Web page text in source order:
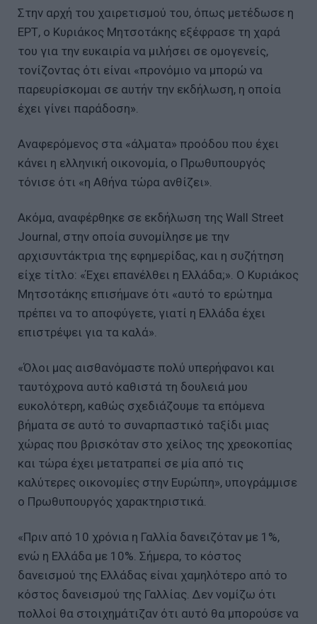
Στην αρχή του χαιρετισμού του, όπως μετέδωσε η
ΕΡΤ, ο Κυριάκος Μητσοτάκης εξέφρασε τη χαρά
του για την ευκαιρία να μιλήσει σε ομογενείς,
τονίζοντας ότι είναι «προνόμιο να μπορώ να
παρευρίσκομαι σε αυτήν την εκδήλωση, η οποία
έχει γίνει παράδοση».
Αναφερόμενος στα «άλματα» προόδου που έχει
κάνει η ελληνική οικονομία, ο Πρωθυπουργός
τόνισε ότι «η Αθήνα τώρα ανθίζει».
Ακόμα, αναφέρθηκε σε εκδήλωση της Wall Street
Journal, στην οποία συνομίλησε με την
αρχισυντάκτρια της εφημερίδας, και η συζήτηση
είχε τίτλο: «Έχει επανέλθει η Ελλάδα;». Ο Κυριάκος
Μητσοτάκης επισήμανε ότι «αυτό το ερώτημα
πρέπει να το αποφύγετε, γιατί η Ελλάδα έχει
επιστρέψει για τα καλά».
«Όλοι μας αισθανόμαστε πολύ υπερήφανοι και
ταυτόχρονα αυτό καθιστά τη δουλειά μου
ευκολότερη, καθώς σχεδιάζουμε τα επόμενα
βήματα σε αυτό το συναρπαστικό ταξίδι μιας
χώρας που βρισκόταν στο χείλος της χρεοκοπίας
και τώρα έχει μετατραπεί σε μία από τις
καλύτερες οικονομίες στην Ευρώπη», υπογράμμισε
ο Πρωθυπουργός χαρακτηριστικά.
«Πριν από 10 χρόνια η Γαλλία δανειζόταν με 1%,
ενώ η Ελλάδα με 10%. Σήμερα, το κόστος
δανεισμού της Ελλάδας είναι χαμηλότερο από το
κόστος δανεισμού της Γαλλίας. Δεν νομίζω ότι
πολλοί θα στοιχημάτιζαν ότι αυτό θα μπορούσε να